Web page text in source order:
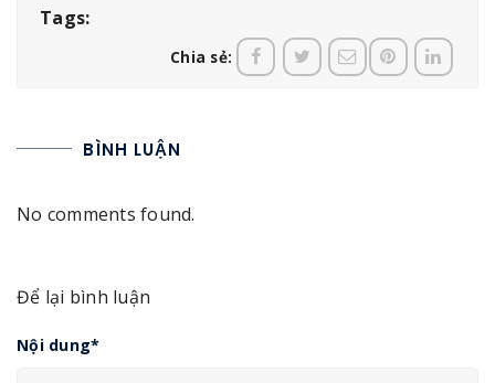
Tags:
Chia sẻ:
BÌNH LUẬN
No comments found.
Để lại bình luận
Nội dung*